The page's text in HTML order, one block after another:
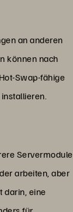
an anderen
können nach
Swap-fähige
Servermodule
arbeiten, aber
darin, eine